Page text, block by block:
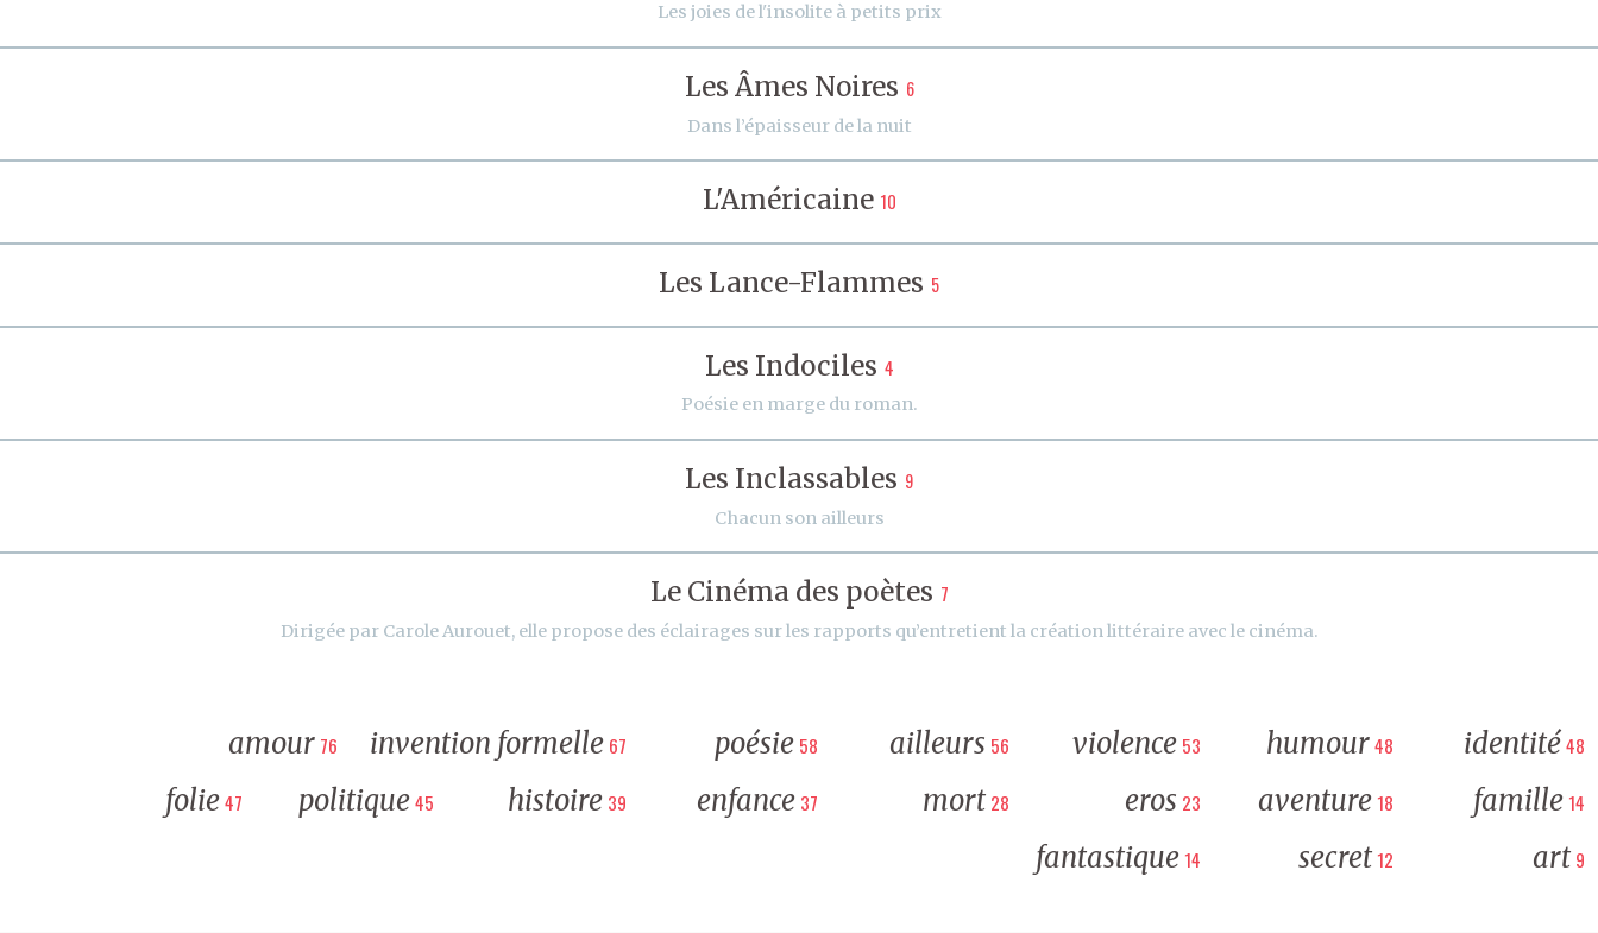
Les joies de l'insolite à petits prix
Les Âmes Noires 6
Dans l’épaisseur de la nuit
L'Américaine 10
Les Lance-Flammes 5
Les Indociles 4
Poésie en marge du roman.
Les Inclassables 9
Chacun son ailleurs
Le Cinéma des poètes 7
Dirigée par Carole Aurouet, elle propose des éclairages sur les rapports qu’entretient la création littéraire avec le cinéma.
amour 76 invention formelle 67 poésie 58 ailleurs 56 violence 53 humour48 identité48
folie47 politique 45 histoire 39 enfance 37 mort 28 eros 23 aventure 18 famille 14
fantastique 14 secret 12 art 9